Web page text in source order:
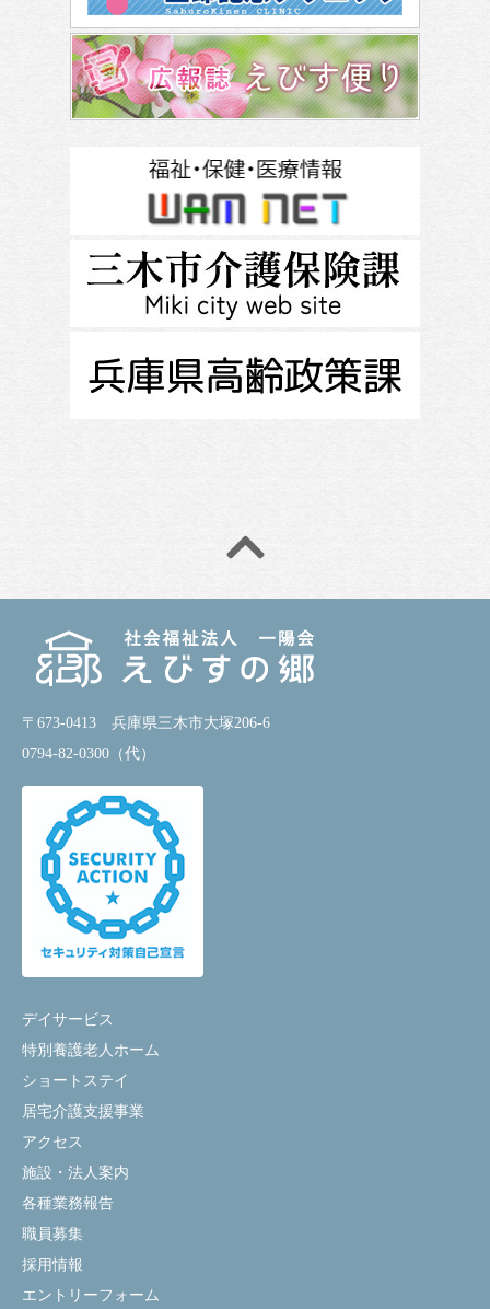
デイサービス
特別養護老人ホーム
ショートステイ
居宅介護支援事業
アクセス
施設・法人案内
各種業務報告
職員募集
採用情報
エントリーフォーム
〒673-0413 兵庫県三木市大塚206-6
0794-82-0300（代）